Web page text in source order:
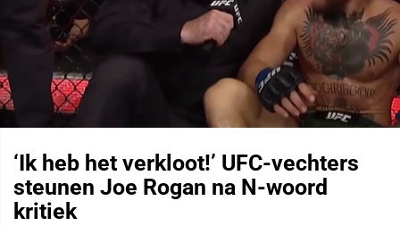
‘Ik heb het verkloot!’ UFC-vechters
steunen Joe Rogan na N-woord
kritiek